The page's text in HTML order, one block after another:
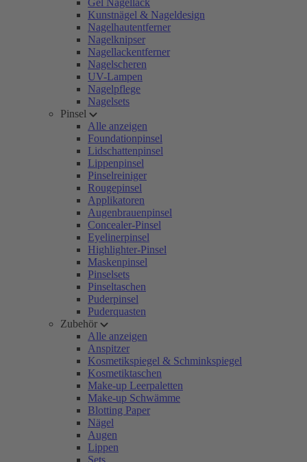
Gel Nagellack
Kunstnägel & Nageldesign
Nagelhautentferner
Nagelknipser
Nagellackentferner
Nagelscheren
UV-Lampen
Nagelpflege
Nagelsets
Pinsel
Alle anzeigen
Foundationpinsel
Lidschattenpinsel
Lippenpinsel
Pinselreiniger
Rougepinsel
Applikatoren
Augenbrauenpinsel
Concealer-Pinsel
Eyelinerpinsel
Highlighter-Pinsel
Maskenpinsel
Pinselsets
Pinseltaschen
Puderpinsel
Puderquasten
Zubehör
Alle anzeigen
Anspitzer
Kosmetikspiegel & Schminkspiegel
Kosmetiktaschen
Make-up Leerpaletten
Make-up Schwämme
Blotting Paper
Nägel
Augen
Lippen
Sets